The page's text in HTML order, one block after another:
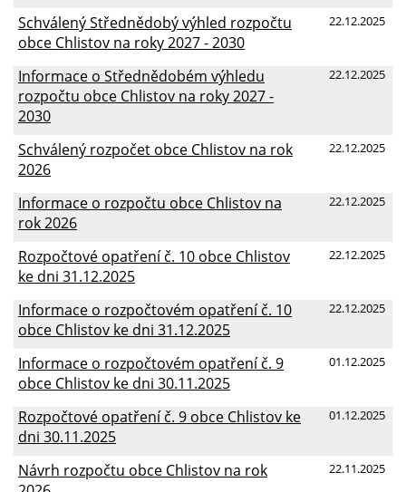
22.12.2025
Schválený Střednědobý výhled rozpočtu
obce Chlistov na roky 2027 - 2030
22.12.2025
Informace o Střednědobém výhledu
rozpočtu obce Chlistov na roky 2027 -
2030
22.12.2025
Schválený rozpočet obce Chlistov na rok
2026
22.12.2025
Informace o rozpočtu obce Chlistov na
rok 2026
22.12.2025
Rozpočtové opatření č. 10 obce Chlistov
ke dni 31.12.2025
22.12.2025
Informace o rozpočtovém opatření č. 10
obce Chlistov ke dni 31.12.2025
01.12.2025
Informace o rozpočtovém opatření č. 9
obce Chlistov ke dni 30.11.2025
01.12.2025
Rozpočtové opatření č. 9 obce Chlistov ke
dni 30.11.2025
22.11.2025
Návrh rozpočtu obce Chlistov na rok